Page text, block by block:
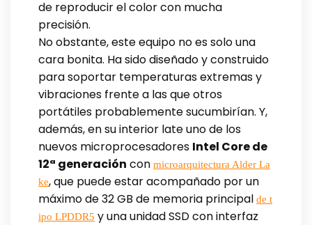
de reproducir el color con mucha
precisión.
No obstante, este equipo no es solo una
cara bonita. Ha sido diseñado y construido
para soportar temperaturas extremas y
vibraciones frente a las que otros
portátiles probablemente sucumbirían. Y,
además, en su interior late uno de los
nuevos microprocesadores Intel Core de
12ª generación con microarquitectura Alder La
ke, que puede estar acompañado por un
máximo de 32 GB de memoria principal de t
ipo LPDDR5 y una unidad SSD con interfaz